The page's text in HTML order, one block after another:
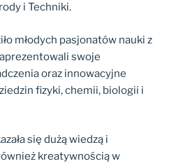
i Techniki.
młodych pasjonatów nauki z
swoje
oraz innowacyjne
fizyki, chemii, biologii i
się dużą wiedzą i
kreatywnością w